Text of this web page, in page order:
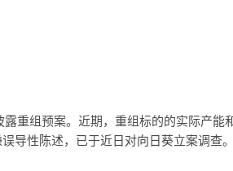
重组预案。近期，重组标的的实际产能
导性陈述，已于近日对向日葵立案调查